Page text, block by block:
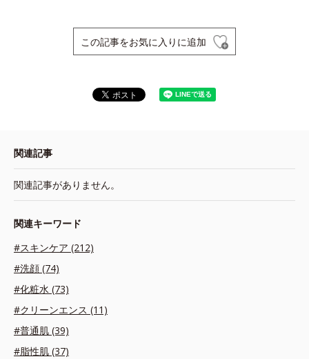
この記事をお気に入りに追加
関連記事
関連記事がありません。
関連キーワード
#スキンケア (212)
#洗顔 (74)
#化粧水 (73)
#クリーンエンス (11)
#普通肌 (39)
#脂性肌 (37)